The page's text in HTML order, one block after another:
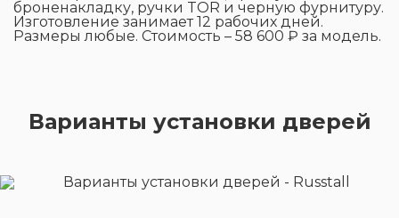
броненакладку, ручки TOR и черную фурнитуру.
Изготовление занимает 12 рабочих дней.
Размеры любые. Стоимость – 58 600 ₽ за модель.
Варианты установки дверей